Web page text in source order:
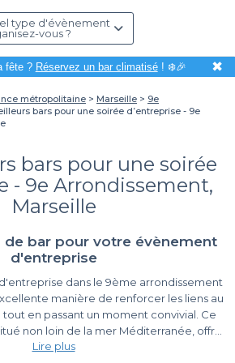
type d'évènement
vous ?
fête ? Réservez un bar climatisé! ❄️🎉 ✖
métropolitaine Marseille
9e
bars pour une soirée d’entreprise - 9e
bars pour une soirée
- 9e Arrondissement,
Marseille
de bar pour votre évènement
d'entreprise
dans le 9ème arrondissement
manière de renforcer les liens au
en passant un moment convivial. Ce
non loin de la mer Méditerranée, offre
soirée mémorable. Que ce soit pour un
Lire plus